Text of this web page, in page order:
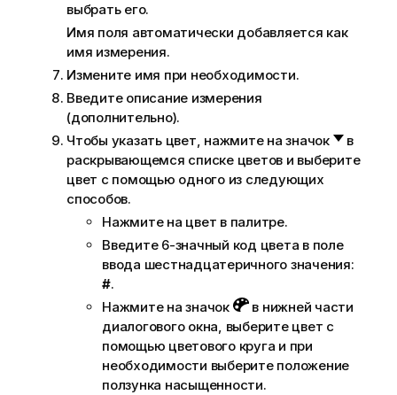
выбрать его.
Имя поля автоматически добавляется как
имя измерения.
Измените имя при необходимости.
Введите описание измерения
(дополнительно).
Чтобы указать цвет, нажмите на значок
в
раскрывающемся списке цветов и выберите
цвет с помощью одного из следующих
способов.
Нажмите на цвет в палитре.
Введите 6-значный код цвета в поле
ввода шестнадцатеричного значения:
#.
Нажмите на значок
в нижней части
диалогового окна, выберите цвет с
помощью цветового круга и при
необходимости выберите положение
ползунка насыщенности.